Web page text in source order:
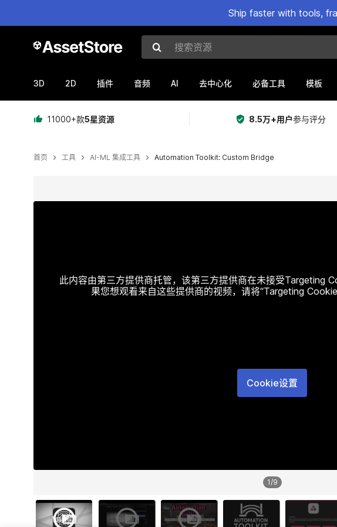
Ship faster with tools,
搜索资源
3D 2D 插件 音频 AI 去中心化 必备工具 模板
11000+款5星资源 8.5万+用户参与评分
首页 工具 AI-ML 集成工具 Automation Toolkit: Custom Bridge
此内容由第三方提供商托管，该第三方提供商在未接受Targeting
果您想观看来自这些提供商的视频，请将“Targeting
Cookie设置
1/9